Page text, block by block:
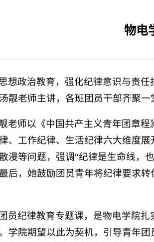
物电
想政治教育，强化纪律意识与责
靓老师主讲，各班团员干部齐聚一
老师以《中国共产主义青年团章
、工作纪律、生活纪律六大维度
漫等问题，强调“纪律是生命线，
后，她鼓励团员青年将纪律要求
员纪律教育专题课，是物电学院
学院期望以此为契机，引导青年